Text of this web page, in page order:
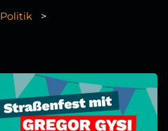
Politik